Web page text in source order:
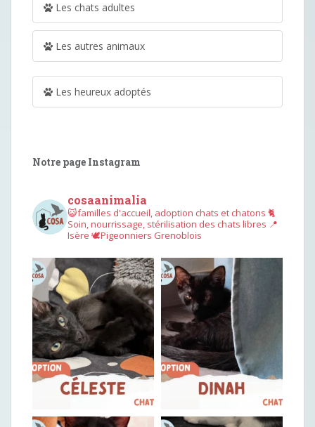
Les chats adultes
Les autres animaux
Les heureux adoptés
Notre page Instagram
cosaanimalia
😺familles d'accueil, adoption chats et chatons 🐈
Soin, nourrissage, stérilisation des chats libres 📍
Isère 🕊︎Pigeonniers Grenoblois